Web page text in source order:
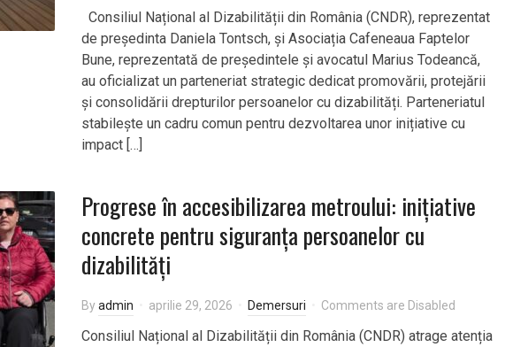
Consiliul Național al Dizabilității din România (CNDR), reprezentat
de președinta Daniela Tontsch, și Asociația Cafeneaua Faptelor
Bune, reprezentată de președintele și avocatul Marius Todeancă,
au oficializat un parteneriat strategic dedicat promovării, protejării
și consolidării drepturilor persoanelor cu dizabilități. Parteneriatul
stabilește un cadru comun pentru dezvoltarea unor inițiative cu
impact […]
Progrese în accesibilizarea metroului: inițiative
concrete pentru siguranța persoanelor cu
dizabilități
Byadmin aprilie 29, 2026 Demersuri Comments are Disabled
Consiliul Național al Dizabilității din România (CNDR) atrage atenția